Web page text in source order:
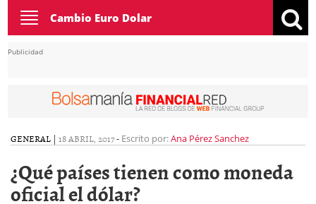
Toggle
navigation
Cambio Euro Dolar
Publicidad
GENERAL | 18 ABRIL, 2017- Escrito por:Ana Pérez Sanchez
¿Qué países tienen como moneda
oficial el dólar?